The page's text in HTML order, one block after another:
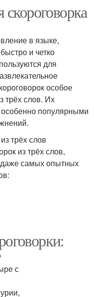
в языке,
и четко
для
особое
трёх слов. Их
особенно популярными
трёх слов
из трёх слов,
даже самых опытных
с